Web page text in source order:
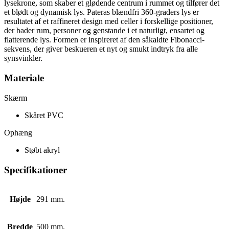
lysekrone, som skaber et glødende centrum i rummet og tilfører det
et blødt og dynamisk lys. Pateras blændfri 360-graders lys er
resultatet af et raffineret design med celler i forskellige positioner,
der bader rum, personer og genstande i et naturligt, ensartet og
flatterende lys. Formen er inspireret af den såkaldte Fibonacci-
sekvens, der giver beskueren et nyt og smukt indtryk fra alle
synsvinkler.
Materiale
Skærm
Skåret PVC
Ophæng
Støbt akryl
Specifikationer
Højde 291 mm.
Bredde 500 mm.